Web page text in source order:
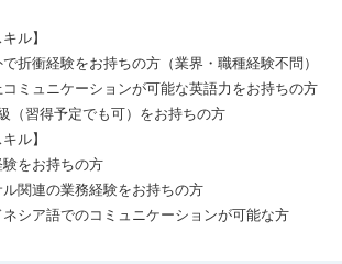
ル】
折衝経験をお持ちの方（業界・職種経験不問）
ミュニケーションが可能な英語力をお持ちの方
（習得予定でも可）をお持ちの方
ル】
をお持ちの方
関連の業務経験をお持ちの方
シア語でのコミュニケーションが可能な方